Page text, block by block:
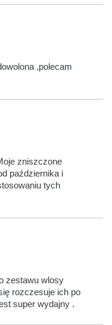
,polecam
zniszczone
października i
tych
zestawu wlosy
rozczesuje ich po
super wydajny .